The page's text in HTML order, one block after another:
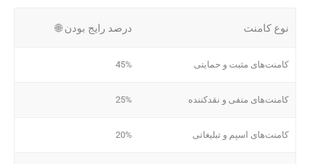
نوع کامنت درصد رایج بودن 🌐
کامنت‌های مثبت و حمایتی 45%
کامنت‌های منفی و نقدکننده 25%
کامنت‌های اسپم و تبلیغاتی 20%